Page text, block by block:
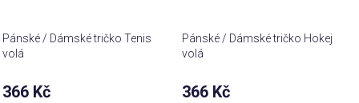
Pánské / Dámské tričko Tenis
volá
366 Kč
Pánské / Dámské tričko Hokej
volá
366 Kč